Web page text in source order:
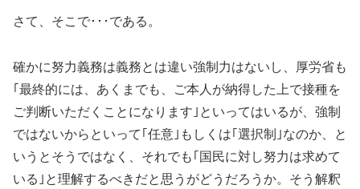
さて、そこで･･･である。
確かに努力義務は義務とは違い強制力はないし、厚労省も
｢最終的には、あくまでも、ご本人が納得した上で接種を
ご判断いただくことになります｣といってはいるが、強制
ではないからといって｢任意｣もしくは｢選択制｣なのか、と
いうとそうではなく、それでも｢国民に対し努力は求めて
いる｣と理解するべきだと思うがどうだろうか。そう解釈